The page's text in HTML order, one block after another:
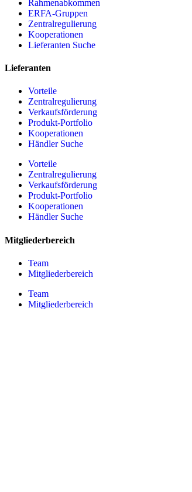
Rahmenabkommen
ERFA-Gruppen
Zentralregulierung
Kooperationen
Lieferanten Suche
Lieferanten
Vorteile
Zentralregulierung
Verkaufsförderung
Produkt-Portfolio
Kooperationen
Händler Suche
Vorteile
Zentralregulierung
Verkaufsförderung
Produkt-Portfolio
Kooperationen
Händler Suche
Mitgliederbereich
Team
Mitgliederbereich
Team
Mitgliederbereich